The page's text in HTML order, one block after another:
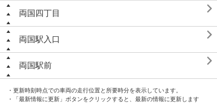
両国四丁目 
両国駅入口 
両国駅前 
・更新時刻時点での車両の走行位置と所要時分を表示しています。
・「最新情報に更新」ボタンをクリックすると、最新の情報に更新します